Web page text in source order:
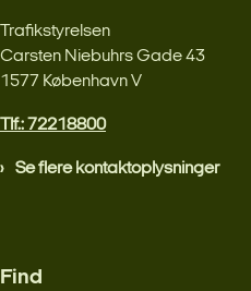
Trafikstyrelsen
Carsten Niebuhrs Gade 43
1577 København V
Tlf.: 72218800
Se flere kontaktoplysninger
Find